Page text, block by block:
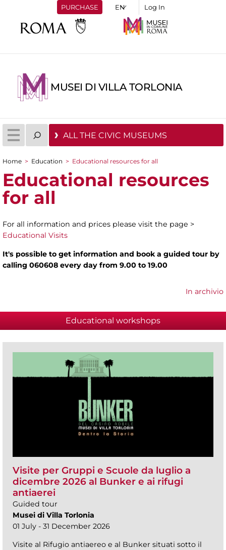
PURCHASE Log In
MUSEI DI VILLA TORLONIA
ALL THE CIVIC MUSEUMS
You are here
Home > Education > Educational resources for all
Educational resources
for all
For all information and prices please visit the page >
Educational Visits
It's possible to get information and book a guided tour by
calling 060608 every day from 9.00 to 19.00
In archivio
Educational workshops
Visite per Gruppi e Scuole da luglio a
dicembre 2026 al Bunker e ai rifugi
antiaerei
Guided tour
Musei di Villa Torlonia
01 July - 31 December 2026
Visite al Rifugio antiaereo e al Bunker situati sotto il